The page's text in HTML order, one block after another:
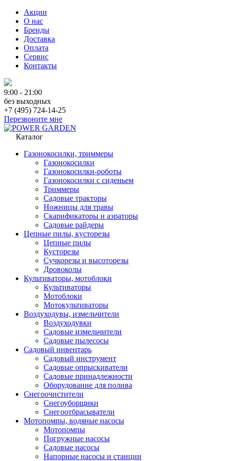
Акции
О нас
Бренды
Доставка
Оплата
Сервис
Контакты
9:00 - 21:00
без выходных
+7 (495) 724-14-25
Перезвоните мне
Каталог
Газонокосилки, триммеры
Газонокосилки
Газонокосилки-роботы
Газонокосилки с сиденьем
Триммеры
Садовые тракторы
Ножницы для травы
Скарификаторы и аэраторы
Садовые райдеры
Цепные пилы, кусторезы
Цепные пилы
Кусторезы
Сучкорезы и высоторезы
Дровоколы
Культиваторы, мотоблоки
Культиваторы
Мотоблоки
Мотокультиваторы
Воздуходувы, измельчители
Воздуходувки
Садовые измельчители
Садовые пылесосы
Садовый инвентарь
Садовый инструмент
Садовые опрыскиватели
Садовые принадлежности
Оборудование для полива
Снегоочистители
Снегоуборщики
Снегоотбрасыватели
Мотопомпы, водяные насосы
Мотопомпы
Погружные насосы
Садовые насосы
Напорные насосы и станции